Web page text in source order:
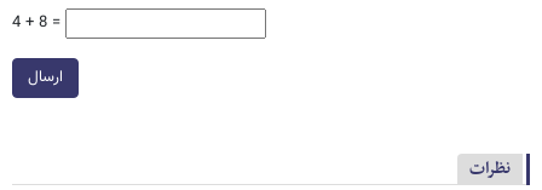
4 + 8 =
ارسال
نظرات